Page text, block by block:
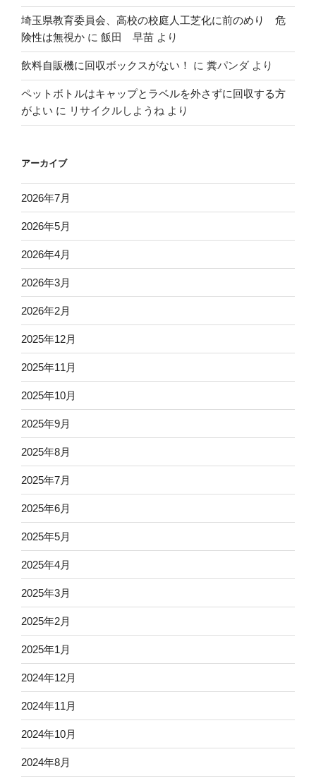
埼玉県教育委員会、高校の校庭人工芝化に前のめり 危
険性は無視か に 飯田 早苗 より
飲料自販機に回収ボックスがない！ に 糞パンダ より
ペットボトルはキャップとラベルを外さずに回収する方
がよい に リサイクルしようね より
アーカイブ
2026年7月
2026年5月
2026年4月
2026年3月
2026年2月
2025年12月
2025年11月
2025年10月
2025年9月
2025年8月
2025年7月
2025年6月
2025年5月
2025年4月
2025年3月
2025年2月
2025年1月
2024年12月
2024年11月
2024年10月
2024年8月